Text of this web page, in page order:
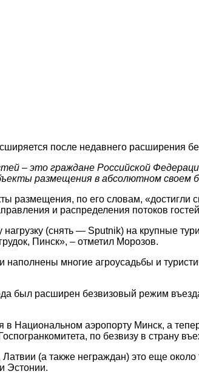
после недавнего расширения
– это граждане Российской
размещения в абсолютном своем
размещения, по его словам, «достигли
и распределения потоков
(снять — Sputnik) на крупные
Пинск», – отметил Морозов.
наполнены многие агроусадьбы и
был расширен безвизовый режим
Национальном аэропорту Минск, а
по безвизу в страну
(а также неграждан) это еще около
Эстонии.